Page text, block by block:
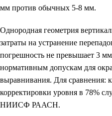
мм против обычных 5-8 мм.
Однородная геометрия
затраты на устранение
погрешность не превышает 3
нормативным допускам для
выравнивания. Для сравнения:
корректировки уровня в 78%
НИИСФ РААСН.